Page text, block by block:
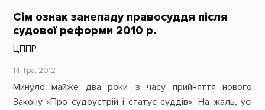
Сім ознак занепаду правосуддя після
судової реформи 2010 р.
ЦППР
14 Тра, 2012
Минуло майже два роки з часу прийняття нового
Закону «Про судоустрій і статус суддів». На жаль, усі